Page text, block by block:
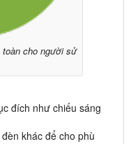
cho người sử
đích như chiếu sáng
khác để cho phù